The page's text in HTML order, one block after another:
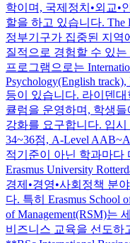
학이며, 국제정치•외교•
할을 하고 있습니다. The
정부기구가 집중된 지역
질적으로 경험할 수 있
프로그램으로는
Psychology(English track),
등이 있습니다. 라이덴
큘럼을 운영하며, 학생
강화를 요구합니다. 입
34~36점, A-Level
적기준이 아닌 학과마다
Erasmus University
경제•경영•사회정책 분
다. 특히 Erasmus School
of Management(RSM)는
비즈니스 교육을 선도하